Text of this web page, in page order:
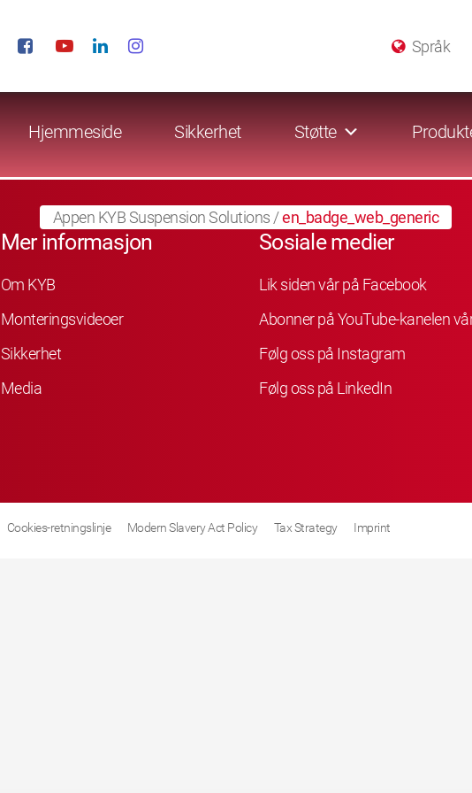
Språk
Hjemmeside Sikkerhet Støtte
Appen KYB Suspension Solutions /en_badge_web_generic
Mer informasjon
Om KYB
Monteringsvideoer
Sikkerhet
Media
Sosiale medier
Lik siden vår på Facebook
Abonner på YouTube-kanelen
Følg oss på Instagram
Følg oss på LinkedIn
Cookies-retningslinje Modern Slavery Act Policy Tax Strategy
Imprint